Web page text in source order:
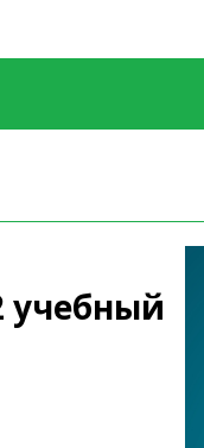
учебный